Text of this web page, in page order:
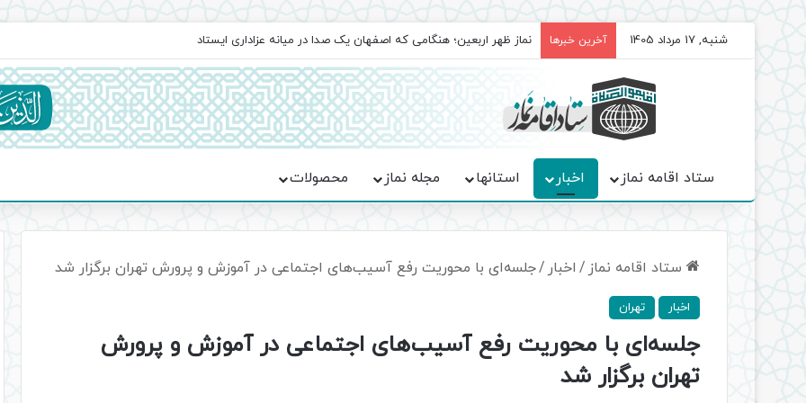
شنبه, 17 مرداد 1405 آخرین خبرها برگزاری باشکوه نمازهای جماعت در موکب فاطمه الزهرا (س)
ستاد اقامه نماز اخبار استانها مجله نماز محصولات
ستاد اقامه نماز / اخبار /جلسه‌ای با محوریت رفع آسیب‌های اجتماعی در آموزش و پرورش تهران برگزار شد
اخبار تهران
جلسه‌ای با محوریت رفع آسیب‌های اجتماعی در آموزش و پرورش
تهران برگزار شد